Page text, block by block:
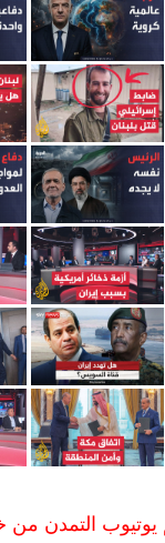
يوتيوب التمدن من